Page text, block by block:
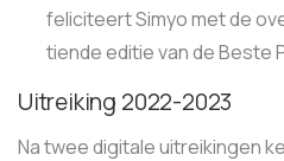
feliciteert Simyo met de
tiende editie van de Beste
Uitreiking 2022-2023
Na twee digitale uitreikingen